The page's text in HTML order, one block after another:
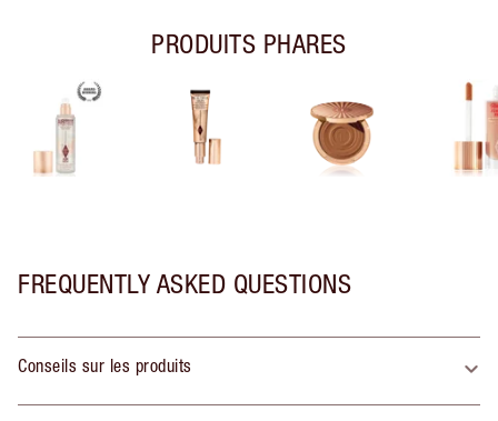
PRODUITS PHARES
FREQUENTLY ASKED QUESTIONS
Conseils sur les produits